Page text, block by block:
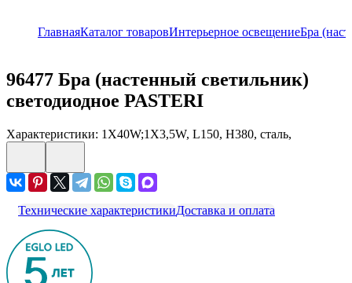
ГлавнаяКаталог товаровИнтерьерное освещениеБра
96477 Бра (настенный светильник)
светодиодное PASTERI
Характеристики: 1X40W;1X3,5W, L150, H380, сталь,
Технические характеристикиДоставка и оплата